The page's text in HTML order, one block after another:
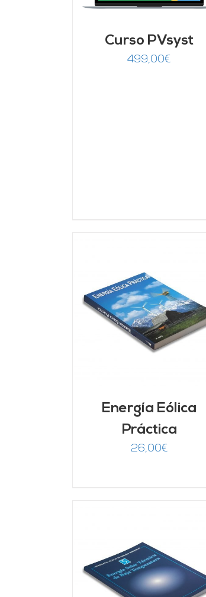
Curso PVsyst
499,00€
DETALLES
Energía Eólica
Práctica
26,00€
AÑADIR AL CARRITO
/
DETALLES
Valorado
con5.00de 5
AÑADIR AL CARRITO
/
DETALLES